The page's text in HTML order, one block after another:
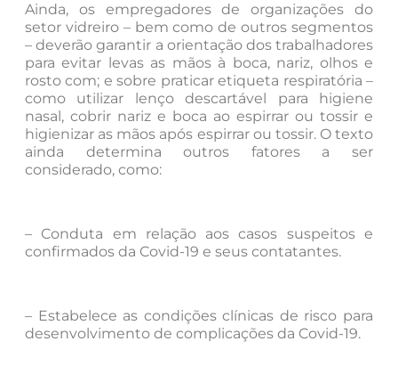
Ainda, os empregadores de organizações do
setor vidreiro – bem como de outros segmentos
– deverão garantir a orientação dos trabalhadores
para evitar levas as mãos à boca, nariz, olhos e
rosto com; e sobre praticar etiqueta respiratória –
como utilizar lenço descartável para higiene
nasal, cobrir nariz e boca ao espirrar ou tossir e
higienizar as mãos após espirrar ou tossir. O texto
ainda determina outros fatores a ser
considerado, como:
– Conduta em relação aos casos suspeitos e
confirmados da Covid-19 e seus contatantes.
– Estabelece as condições clínicas de risco para
desenvolvimento de complicações da Covid-19.